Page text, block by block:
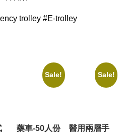
trolley #E-trolley
Sale!
藥車-50人份
Sale!
醫用兩層手